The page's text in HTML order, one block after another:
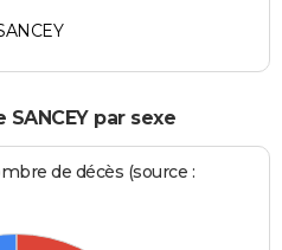
par sexe
de décès (source :